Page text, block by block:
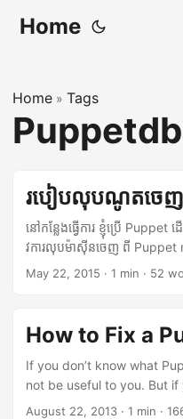
Home
Home » Tags
Puppetdb
របៀបលុបណូត​ចេ
នៅ​កន្លែង​ធ្វើ​ការ​ ខ្ញុំ​ប្រើ​
វការលុប​ម៉ាស៊ីន​ចេញ ពី Puppet
ការហើយ។ នេះ​ជា​ជំហាន​ដែល​ត្រូ
node123.example.com ៣. ដ
ណូត​នោះ ចេញ​ពី PuppetDB ដ
node123.example.com ខ្ញុំ​សរ
ត្រូវ​ការ​ធ្វើ​វា​ម្តង​ទៀត។ បើ​សិ
នឹង​ ការប្រើប្រាស់ Puppet អាចសួ
May 22, 2015 · 1 min · 52
How to Fix a
If you don’t know what
not be useful to you. But
can visit the official
August 22, 2013 · 1 min ·